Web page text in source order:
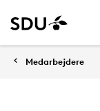
Medarbejdere